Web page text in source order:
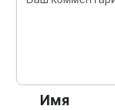
Имя